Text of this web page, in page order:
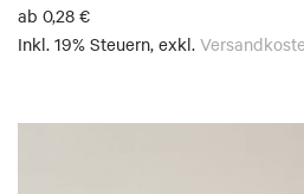
ab 0,28 €
Inkl. 19% Steuern, exkl.